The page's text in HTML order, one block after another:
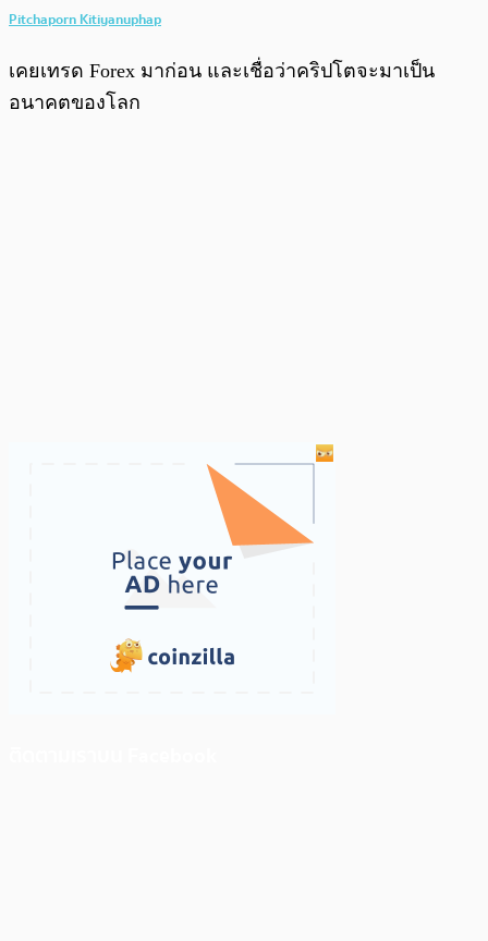
Pitchaporn Kitiyanuphap
เคยเทรด Forex มาก่อน และเชื่อว่าคริปโตจะมาเป็น
อนาคตของโลก